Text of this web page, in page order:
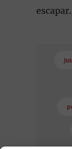
escapar.